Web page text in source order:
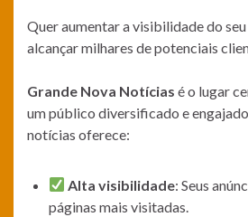
Quer aumentar a visibilidade do
alcançar milhares de potenciais
Grande Nova Notícias é o lugar
um público diversificado e
notícias oferece:
Alta visibilidade: Seus
páginas mais visitadas.